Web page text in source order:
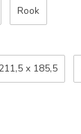
Rook
211,5 x 185,5